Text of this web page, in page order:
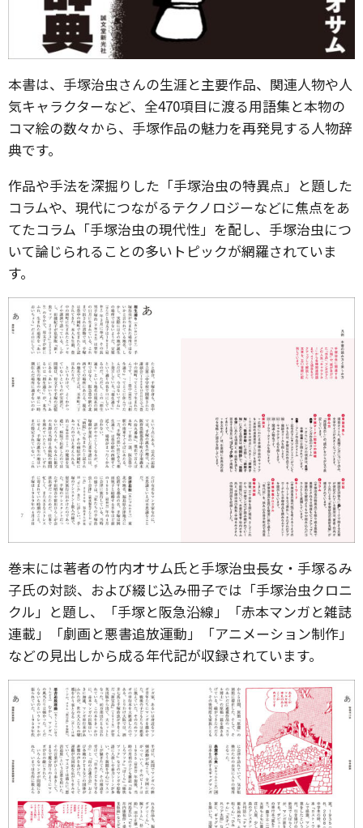
本書は、手塚治虫さんの生涯と主要作品、関連人物や人
気キャラクターなど、全470項目に渡る用語集と本物の
コマ絵の数々から、手塚作品の魅力を再発見する人物辞
典です。
作品や手法を深掘りした「手塚治虫の特異点」と題した
コラムや、現代につながるテクノロジーなどに焦点をあ
てたコラム「手塚治虫の現代性」を配し、手塚治虫につ
いて論じられることの多いトピックが網羅されていま
す。
巻末には著者の竹内オサム氏と手塚治虫長女・手塚るみ
子氏の対談、および綴じ込み冊子では「手塚治虫クロニ
クル」と題し、「手塚と阪急沿線」「赤本マンガと雑誌
連載」「劇画と悪書追放運動」「アニメーション制作」
などの見出しから成る年代記が収録されています。